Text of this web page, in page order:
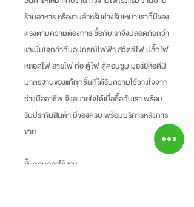
ร้านอาหาร หรืองานสำหรับช่างรับเหมา เราก็มีของ
ตรงตามความต้องการ ซื้อกับเราจึงปลอดภัยกว่า
และมั่นใจกว่ากับอุปกรณ์ไฟฟ้า สวิตช์ไฟ ปลั๊กไฟ
หลอดไฟ สายไฟ ท่อ ตู้ไฟ ตู้คอนซูมเมอร์ยี่ห้อดีมี
มาตรฐานของแท้ทุกชิ้นที่ได้รับความไว้วางใจจาก
ช่างมืออาชีพ จึงสบายใจได้เมื่อซื้อกับเรา พร้อม
รับประกันสินค้า มีของครบ พร้อมบริการหลังการ
ขาย
ขั้นตอนการใช้งาน